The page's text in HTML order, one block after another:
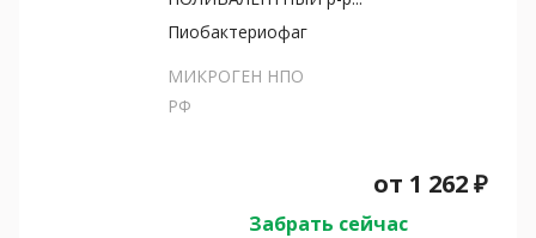
Пиобактериофаг
МИКРОГЕН НПО
РФ
от 1 262₽
Забрать сейчас